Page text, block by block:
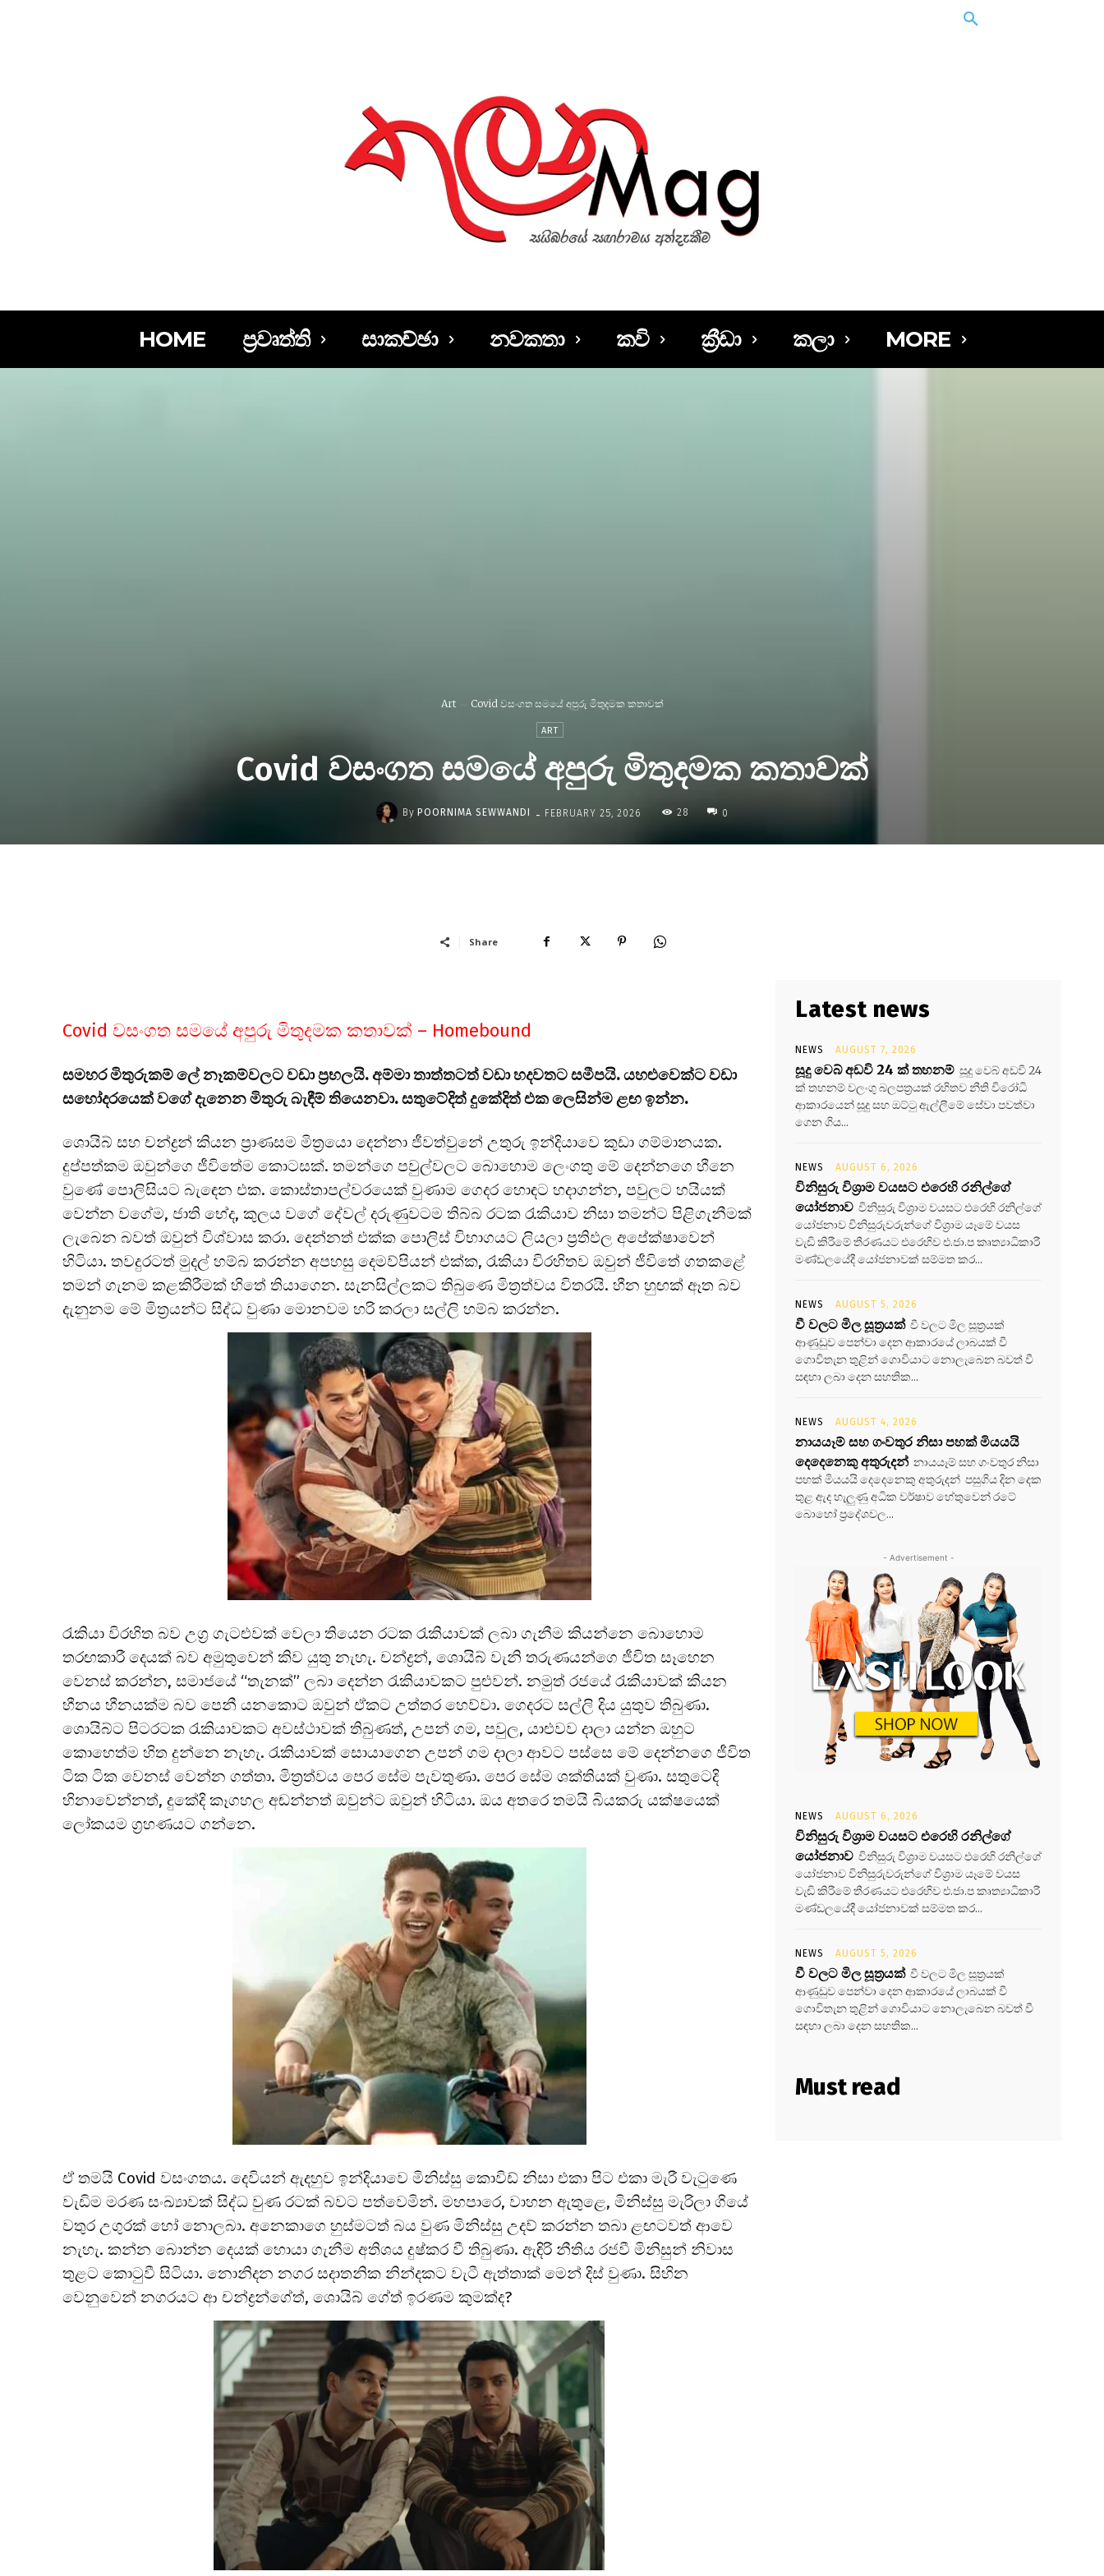
HOME ප්‍රවෘත්ති සාකච්ඡා නවකතා කවි ක්‍රීඩා කලා MORE
Art Covid වසංගත සමයේ අපුරු මිතුදමක කතාවක්
ART
Covid වසංගත සමයේ අපුරු මිතුදමක කතාවක්
By POORNIMA SEWWANDI - FEBRUARY 25, 2026 28 0
Share
Covid වසංගත සමයේ අපුරු මිතුදමක කතාවක් – Homebound
සමහර මිතුරුකම් ලේ නෑකම්වලට වඩා ප්‍රභලයි. අම්මා තාත්තටත් වඩා හදවතට සමීපයි. යහළුවෙක්ට වඩා
සහෝදරයෙක් වගේ දැනෙන මිතුරු බැඳීම් තියෙනවා. සතුටේදිත් දුකේදිත් එක ලෙසින්ම ළඟ ඉන්න.
ශොයිබ් සහ චන්ද්‍රන් කියන ප්‍රාණසම මිත්‍රයො දෙන්නා ජීවත්වුනේ උතුරු ඉන්දියාවෙ කුඩා ගම්මානයක.
දුප්පත්කම ඔවුන්ගෙ ජීවිතේම කොටසක්. තමන්ගෙ පවුල්වලට බොහොම ලෙංගතු මේ දෙන්නගෙ හීනෙ
වුණේ පොලිසියට බැඳෙන එක. කොස්තාපල්වරයෙක් වුණාම ගෙදර හොඳට හදාගන්න, පවුලට හයියක්
වෙන්න වගේම, ජාති භේද, කුලය වගේ දේවල් දරුණුවටම තිබ්බ රටක රැකියාව නිසා තමන්ට පිළිගැනීමක්
ලැබෙන බවත් ඔවුන් විශ්වාස කරා. දෙන්නත් එක්ක පොලිස් විභාගයට ලියලා ප්‍රතිඵල අපේක්ෂාවෙන්
හිටියා. තවදුරටත් මුදල් හම්බ කරන්න අපහසු දෙමව්පියන් එක්ක, රැකියා විරහිතව ඔවුන් ජීවිතේ ගතකළේ
තමන් ගැනම කළකිරීමක් හිතේ තියාගෙන. සැනසිල්ලකට තිබුණෙ මිත්‍රත්වය විතරයි. හීන හුඟක් ඈත බව
දැනුනම මේ මිත්‍රයන්ට සිද්ධ වුණා මොනවම හරි කරලා සල්ලි හම්බ කරන්න.
රැකියා විරහිත බව උග්‍ර ගැටළුවක් වෙලා තියෙන රටක රැකියාවක් ලබා ගැනීම කියන්නෙ බොහොම
තරඟකාරී දෙයක් බව අමුතුවෙන් කිව යුතු නැහැ. චන්ද්‍රන්, ශොයිබ් වැනි තරුණයන්ගෙ ජීවිත සෑහෙන
වෙනස් කරන්න, සමාජයේ “තැනක්” ලබා දෙන්න රැකියාවකට පුළුවන්. නමුත් රජයේ රැකියාවක් කියන
හීනය හීනයක්ම බව පෙනී යනකොට ඔවුන් ඒකට උත්තර හෙව්වා. ගෙදරට සල්ලි දිය යුතුව තිබුණා.
ශොයිබ්ට පිටරටක රැකියාවකට අවස්ථාවක් තිබුණත්, උපන් ගම, පවුල, යාළුවව දාලා යන්න ඔහුට
කොහෙත්ම හිත දුන්නෙ නැහැ. රැකියාවක් සොයාගෙන උපන් ගම දාලා ආවට පස්සෙ මේ දෙන්නගෙ ජීවිත
ටික ටික වෙනස් වෙන්න ගත්තා. මිත්‍රත්වය පෙර සේම පැවතුණා. පෙර සේම ශක්තියක් වුණා. සතුටෙදි
හිනාවෙන්නත්, දුකේදි කෑගහල අඬන්නත් ඔවුන්ට ඔවුන් හිටියා. ඔය අතරෙ තමයි බියකරු යක්ෂයෙක්
ලෝකයම ග්‍රහණයට ගන්නෙ.
ඒ තමයි Covid වසංගතය. දෙවියන් ඇදහුව ඉන්දියාවෙ මිනිස්සු කොවිඩ් නිසා එකා පිට එකා මැරී වැටුණෙ
වැඩිම මරණ සංඛ්‍යාවක් සිද්ධ වුණ රටක් බවට පත්වෙමින්. මහපාරෙ, වාහන ඇතුළෙ, මිනිස්සු මැරිලා ගියේ
වතුර උගුරක් හෝ නොලබා. අනෙකාගෙ හුස්මටත් බය වුණ මිනිස්සු උදව් කරන්න තබා ළඟටවත් ආවෙ
නැහැ. කන්න බොන්න දෙයක් හොයා ගැනීම අතිශය දුෂ්කර වී තිබුණා. ඇඳිරි නීතිය රජවී මිනිසුන් නිවාස
තුළට කොටුවී සිටියා. නොනිදන නගර සදාතනික නින්දකට වැටී ඇත්තාක් මෙන් දිස් වුණා. සිහින
වෙනුවෙන් නගරයට ආ චන්ද්‍රන්ගේත්, ශොයිබ් ගේත් ඉරණම කුමක්ද?
Latest news
NEWS AUGUST 7, 2026
සූදු වෙබ් අඩවි 24 ක් තහනම් සූදු වෙබ් අඩවි 24
ක් තහනම් වලංගු බලපත්‍රයක් රහිතව නීති විරෝධි
ආකාරයෙන් සූදු සහ ඔට්ටු ඇල්ලීමේ සේවා පවත්වා
ගෙන ගිය...
NEWS AUGUST 6, 2026
විනිසුරු විශ්‍රාම වයසට එරෙහි රනිල්ගේ
යෝජනාව විනිසුරු විශ්‍රාම වයසට එරෙහි රනිල්ගේ
යෝජනාව විනිසුරුවරුන්ගේ විශ්‍රාම යෑමේ වයස
වැඩි කිරීමේ තීරණයට එරෙහිව එ.ජා.ප කෘත්‍යාධිකාරී
මණ්ඩලයේදී යෝජනාවක් සම්මත කර...
NEWS AUGUST 5, 2026
වී වලට මිල සූත්‍රයක් වී වලට මිල සූත්‍රයක්
ආණුඩුව පෙන්වා දෙන ආකාරයේ ලාබයක් වී
ගොවිතැන තුළින් ගොවියාට නොලැබෙන බවත් වී
සඳහා ලබා දෙන සහතික...
NEWS AUGUST 4, 2026
නායයෑම් සහ ගංවතුර නිසා පහක් මියයයි
දෙදෙනෙකු අතුරුදන් නායයෑම් සහ ගංවතුර නිසා
පහක් මියයයි දෙදෙනෙකු අතුරුදන් පසුගිය දින දෙක
තුළ ඇද හැලුණු අධික වර්ෂාව හේතුවෙන් රටේ
බොහෝ ප්‍රදේශවල...
- Advertisement -
NEWS AUGUST 6, 2026
විනිසුරු විශ්‍රාම වයසට එරෙහි රනිල්ගේ
යෝජනාව විනිසුරු විශ්‍රාම වයසට එරෙහි රනිල්ගේ
යෝජනාව විනිසුරුවරුන්ගේ විශ්‍රාම යෑමේ වයස
වැඩි කිරීමේ තීරණයට එරෙහිව එ.ජා.ප කෘත්‍යාධිකාරී
මණ්ඩලයේදී යෝජනාවක් සම්මත කර...
NEWS AUGUST 5, 2026
වී වලට මිල සූත්‍රයක් වී වලට මිල සූත්‍රයක්
ආණුඩුව පෙන්වා දෙන ආකාරයේ ලාබයක් වී
ගොවිතැන තුළින් ගොවියාට නොලැබෙන බවත් වී
සඳහා ලබා දෙන සහතික...
Must read